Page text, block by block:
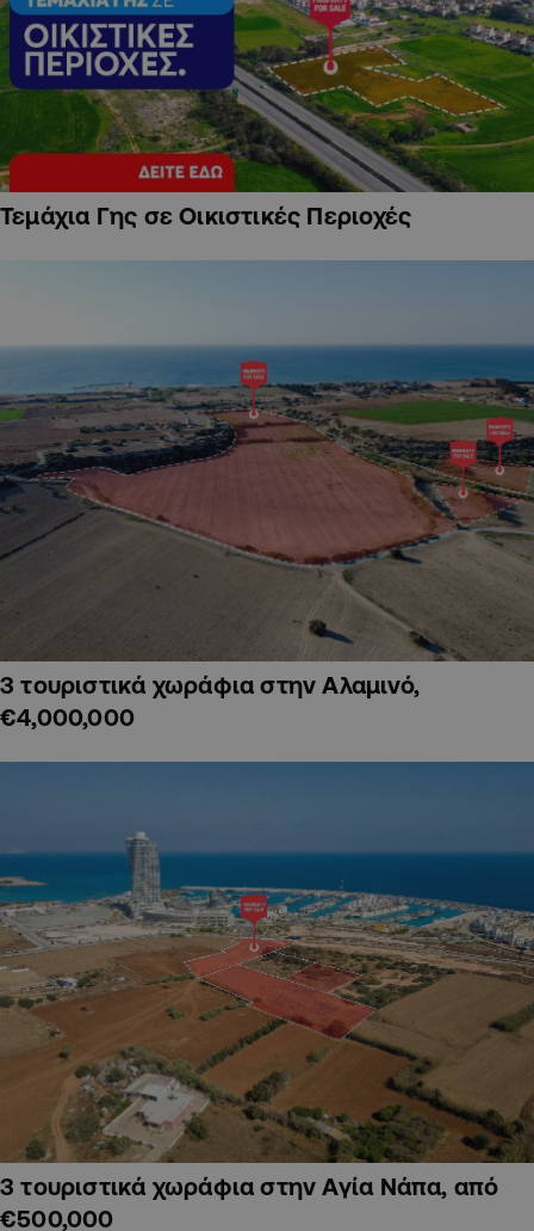
Τεμάχια Γης σε Οικιστικές Περιοχές
3 τουριστικά χωράφια στην Αλαμινό,
€4,000,000
3 τουριστικά χωράφια στην Αγία Νάπα, από
€500,000